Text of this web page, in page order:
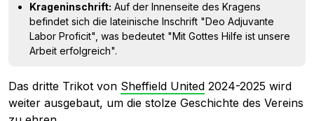
Krageninschrift: Auf der Innenseite des Kragens
befindet sich die lateinische Inschrift "Deo Adjuvante
Labor Proficit", was bedeutet "Mit Gottes Hilfe ist unsere
Arbeit erfolgreich".
Das dritte Trikot von Sheffield United 2024-2025 wird
weiter ausgebaut, um die stolze Geschichte des Vereins